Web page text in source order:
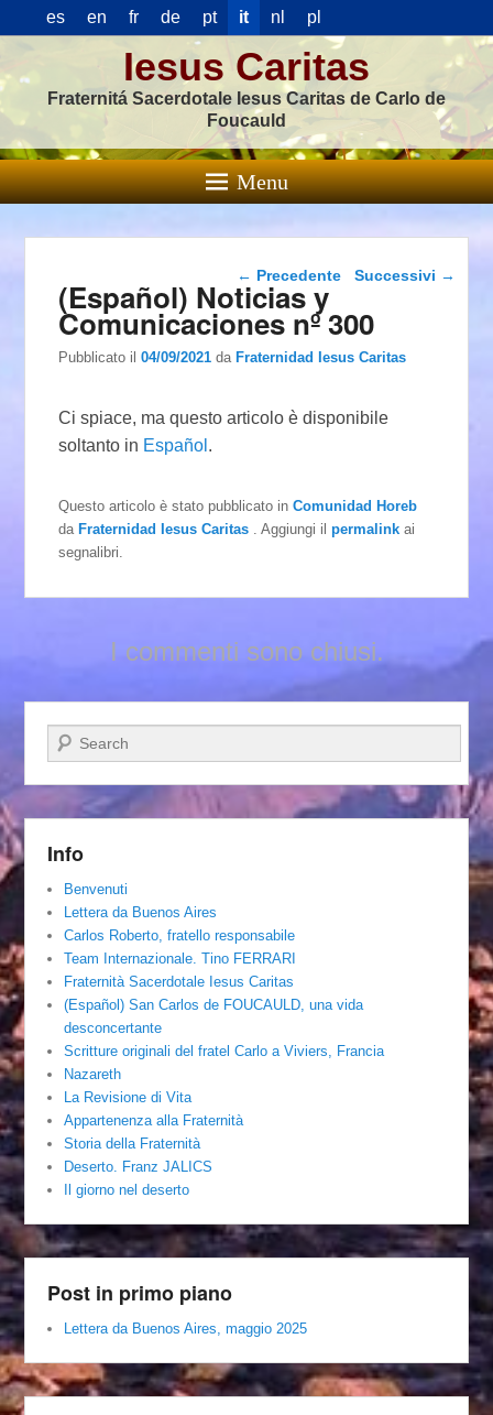
es en fr de pt it nl pl
Iesus Caritas
Fraternitá Sacerdotale Iesus Caritas de Carlo de
Foucauld
Menu
Navigazione articolo
← Precedente Successivi →
(Español) Noticias y
Comunicaciones nº 300
Pubblicato il04/09/2021 daFraternidad Iesus Caritas
Ci spiace, ma questo articolo è disponibile
soltanto in Español .
Questo articolo è stato pubblicato inComunidad Horeb
daFraternidad Iesus Caritas . Aggiungi ilpermalink ai
segnalibri.
I commenti sono chiusi.
Cerca
Info
Benvenuti
Lettera da Buenos Aires
Carlos Roberto, fratello responsabile
Team Internazionale. Tino FERRARI
Fraternità Sacerdotale Iesus Caritas
(Español) San Carlos de FOUCAULD, una vida
desconcertante
Scritture originali del fratel Carlo a Viviers, Francia
Nazareth
La Revisione di Vita
Appartenenza alla Fraternità
Storia della Fraternità
Deserto. Franz JALICS
Il giorno nel deserto
Post in primo piano
Lettera da Buenos Aires, maggio 2025